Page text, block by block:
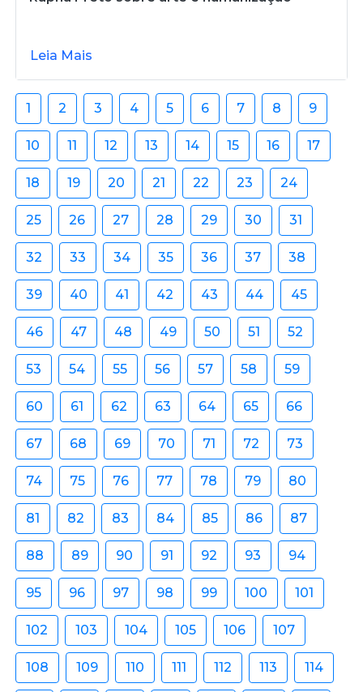
Leia Mais
1 2 3 4 5 6 7 8 9
10 11 12 13 14 15 16 17
18 19 20 21 22 23 24
25 26 27 28 29 30 31
32 33 34 35 36 37 38
39 40 41 42 43 44 45
46 47 48 49 50 51 52
53 54 55 56 57 58 59
60 61 62 63 64 65 66
67 68 69 70 71 72 73
74 75 76 77 78 79 80
81 82 83 84 85 86 87
88 89 90 91 92 93 94
95 96 97 98 99 100 101
102 103 104 105 106 107
108 109 110 111 112 113 114